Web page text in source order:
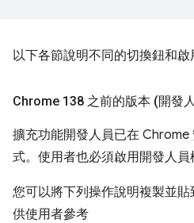
以下各節說明不同的切換鈕和啟
Chrome 138 之前的版本 (開發
擴充功能開發人員已在 Chrome
式。使用者也必須啟用開發人員
您可以將下列操作說明複製並貼
供使用者參考